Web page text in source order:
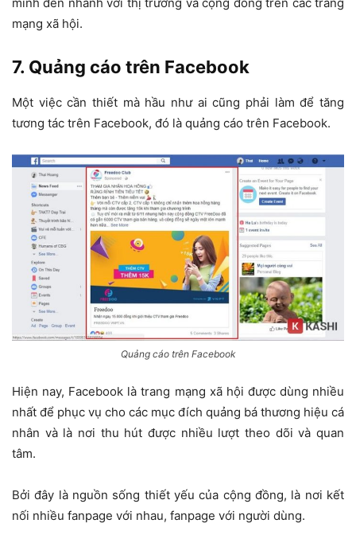
mạng xã hội.
7. Quảng cáo trên Facebook
Một việc cần thiết mà hầu như ai cũng phải làm để tăng
tương tác trên Facebook, đó là quảng cáo trên Facebook.
Quảng cáo trên Facebook
Hiện nay, Facebook là trang mạng xã hội được dùng nhiều
nhất để phục vụ cho các mục đích quảng bá thương hiệu cá
nhân và là nơi thu hút được nhiều lượt theo dõi và quan
tâm.
Bởi đây là nguồn sống thiết yếu của cộng đồng, là nơi kết
nối nhiều fanpage với nhau, fanpage với người dùng.